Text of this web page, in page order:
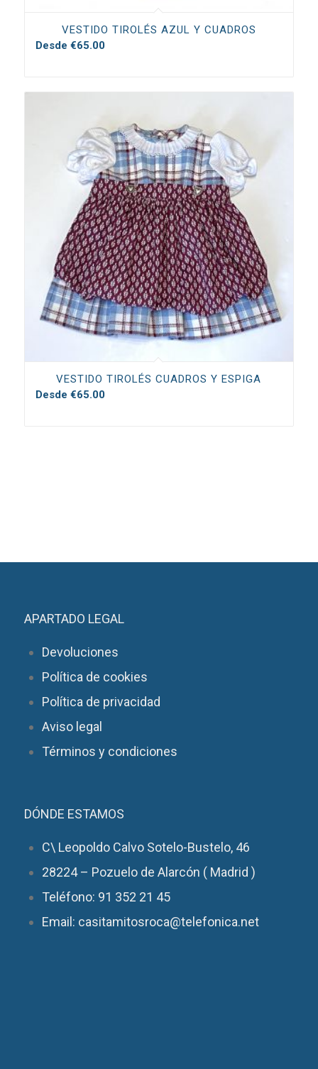
VESTIDO TIROLÉS AZUL Y CUADROS
Desde €65.00
VESTIDO TIROLÉS CUADROS Y ESPIGA
Desde €65.00
APARTADO LEGAL
Devoluciones
Política de cookies
Política de privacidad
Aviso legal
Términos y condiciones
DÓNDE ESTAMOS
C\ Leopoldo Calvo Sotelo-Bustelo, 46
28224 – Pozuelo de Alarcón ( Madrid )
Teléfono: 91 352 21 45
Email: casitamitosroca@telefonica.net